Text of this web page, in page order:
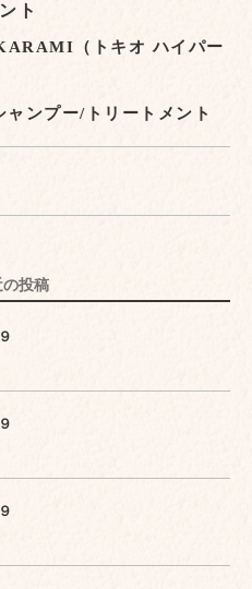
ト
（トキオ ハイパー
ンプー/トリートメント
投稿